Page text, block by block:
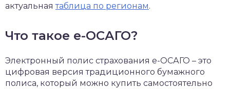
актуальнаятаблица по регионам.
Что такое е-ОСАГО?
Электронный полис страхования е-ОСАГО – это
цифровая версия традиционного бумажного
полиса, который можно купить самостоятельно